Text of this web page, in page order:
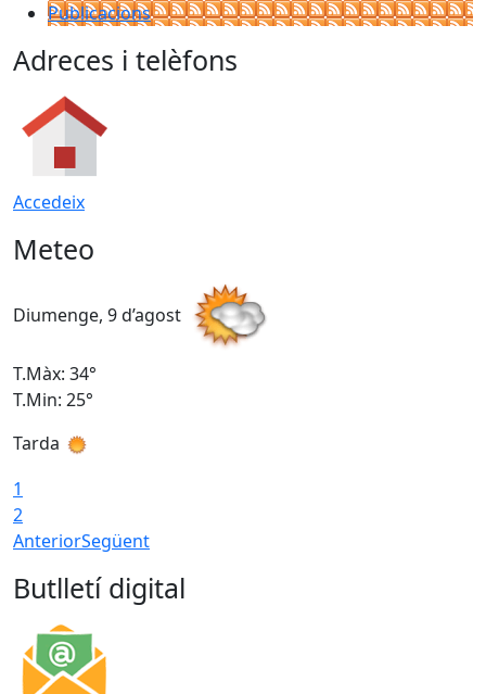
Publicacions
Adreces i telèfons
Accedeix
Meteo
Diumenge, 9 d’agost
T.Màx: 34°
T.Min: 25°
Tarda
1
2
AnteriorSegüent
Butlletí digital